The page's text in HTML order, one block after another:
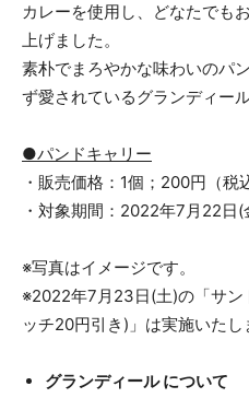
カレーを使用し、どなたでも
上げました。
素朴でまろやかな味わいのパ
ず愛されているグランディー
●パンドキャリー
・販売価格：1個；200円（税
・対象期間：2022年7月22
※写真はイメージです。
※2022年7月23日(土)の「サン
ッチ20円引き)」は実施いたし
グランディール について